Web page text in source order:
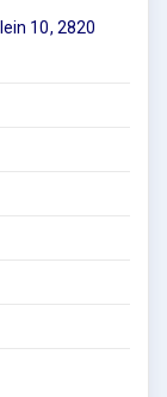
10, 2820